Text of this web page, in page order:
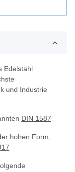
Edelstahl
und Industrie
DIN 1587
hohen Form,